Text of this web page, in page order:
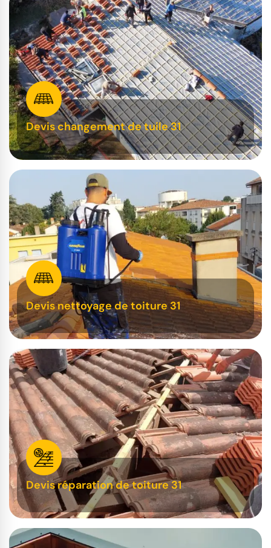
Devis changement de tuile 31
Devis nettoyage de toiture 31
Devis réparation de toiture 31